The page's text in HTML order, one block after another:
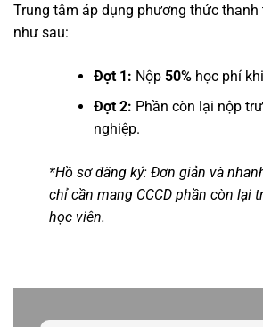
Trung tâm áp dụng phương thức
như sau:
Đợt 1: Nộp 50%học phí
Đợt 2: Phần còn lại nộp
nghiệp.
*Hồ sơ đăng ký: Đơn giản và
chỉ cần mang CCCD phần còn lại
học viên.